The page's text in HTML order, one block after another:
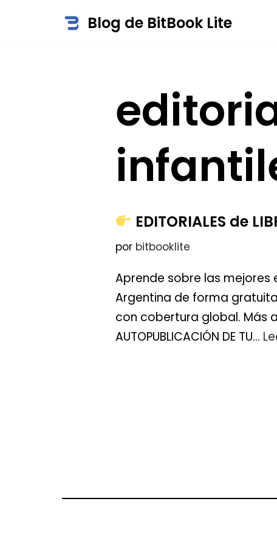
Blog de BitBook Lite
EDITORIALES de
por bitbooklite
Aprende sobre las
Argentina de forma
con cobertura global. Más
AUTOPUBLICACIÓN DE TU…